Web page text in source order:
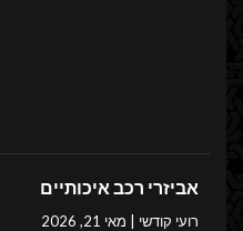
אביזרי רכב איכותיים
רועי קודשי מאי 21, 2026